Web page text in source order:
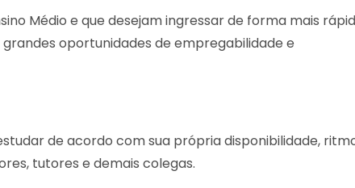
Médio e que desejam ingressar de forma mais
oportunidades de empregabilidade e
de acordo com sua própria disponibilidade,
tutores e demais colegas.